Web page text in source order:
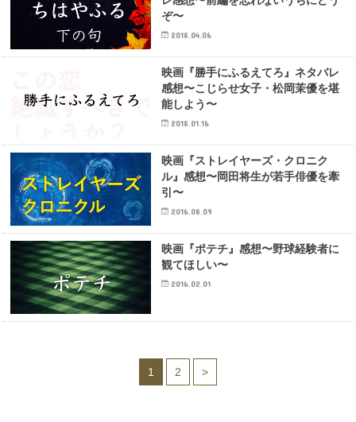
ぞ〜
2018.04.06
映画『勝手にふるえてろ』ネタバレ
感想〜こじらせ女子・松岡茉優を堪
能しよう〜
2018.01.16
映画『ストレイヤーズ・クロニク
ル』感想〜岡田将生が若手俳優を牽
引〜
2016.08.09
映画『ポテチ』感想〜野球経験者に
観てほしい〜
2016.02.01
1 2 >